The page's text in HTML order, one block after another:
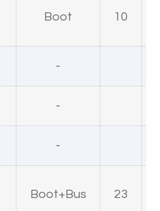
Boot 10
-
-
-
Boot+Bus 23